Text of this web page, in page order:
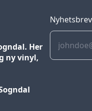
Her
ny vinyl,
Nyhetsbrev